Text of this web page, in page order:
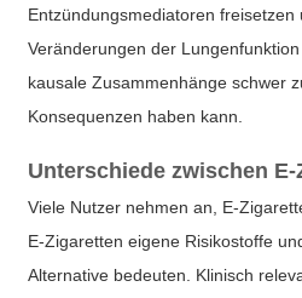
Entzündungsmediatoren
Veränderungen der
kausale Zusammenhänge schwer
Konsequenzen haben kann.
Unterschiede zwischen
Viele Nutzer nehmen an,
E‑Zigaretten eigene Risikostoffe
Alternative bedeuten. Klinisch